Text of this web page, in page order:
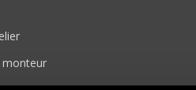
monteur